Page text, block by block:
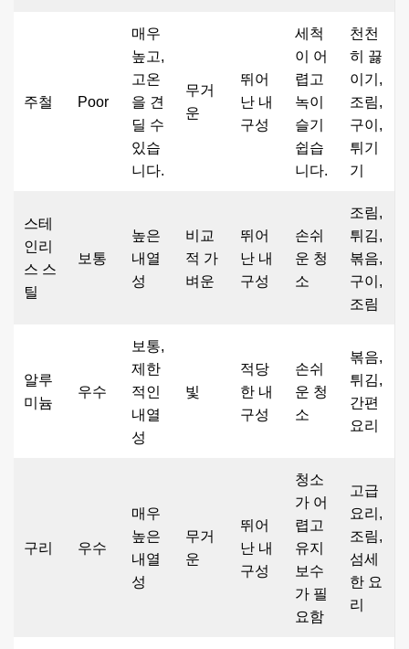
주철 Poor
매우
높고,
고온
을 견
딜 수
있습
니다.
무거
운
뛰어
난 내
구성
세척
이 어
렵고
녹이
슬기
쉽습
니다.
천천
히 끓
이기,
조림,
구이,
튀기
기
스테
인리
스 스
틸
보통
높은
내열
성
비교
적 가
벼운
뛰어
난 내
구성
손쉬
운 청
소
조림,
튀김,
볶음,
구이,
조림
알루
미늄
우수
보통,
제한
적인
내열
성
빛
적당
한 내
구성
손쉬
운 청
소
볶음,
튀김,
간편
요리
구리 우수
매우
높은
내열
성
무거
운
뛰어
난 내
구성
청소
가 어
렵고
유지
보수
가 필
요함
고급
요리,
조림,
섬세
한 요
리